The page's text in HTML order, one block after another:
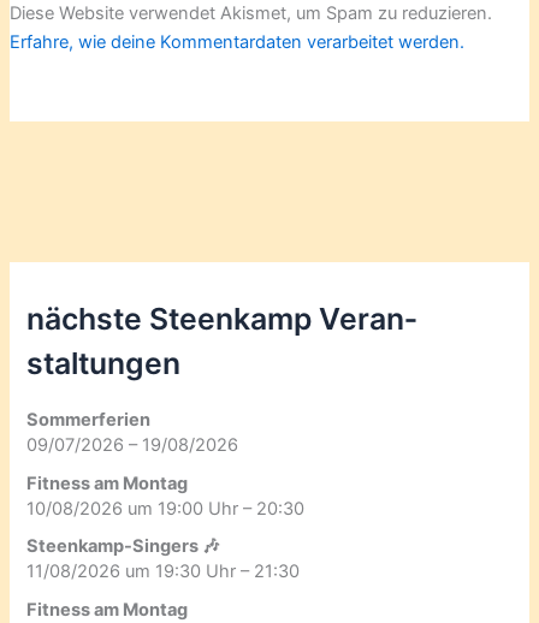
Diese Website verwendet Akismet, um Spam zu reduzieren.
Erfahre, wie deine Kommentardaten verarbeitet werden.
nächste Steenkamp Veran­
staltungen
Sommerferien
09/07/2026 – 19/08/2026
Fitness am Montag
10/08/2026 um 19:00 Uhr – 20:30
Steenkamp-Singers 🎶
11/08/2026 um 19:30 Uhr – 21:30
Fitness am Montag